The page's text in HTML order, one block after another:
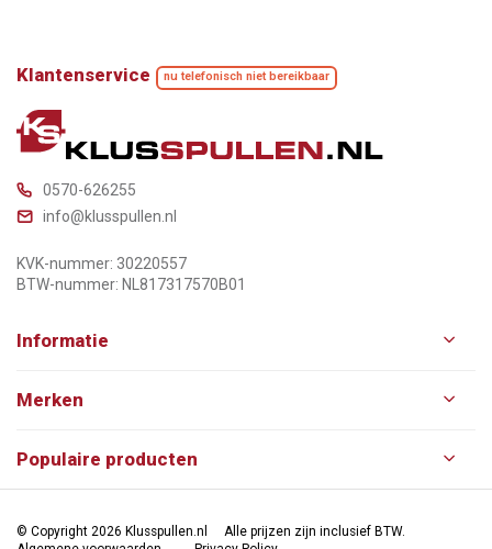
Klantenservice nu telefonisch niet bereikbaar
0570-626255
info@klusspullen.nl
KVK-nummer: 30220557
BTW-nummer: NL817317570B01
Informatie
Merken
Populaire producten
© Copyright 2026 Klusspullen.nl
Alle prijzen zijn inclusief BTW.